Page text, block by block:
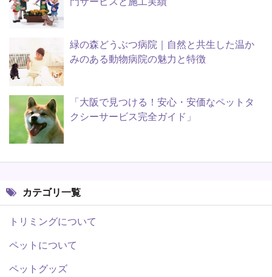
緑の森どうぶつ病院｜自然と共生した温か
みのある動物病院の魅力と特徴
「大阪で見つける！安心・安価なペットタ
クシーサービス完全ガイド」
カテゴリ一覧
トリミングについて
ペットについて
ペットグッズ